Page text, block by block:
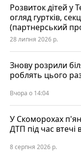
Розвиток дітей у
огляд гуртків,
(партнерський
28 липня 2026 р.
Знову розрили
роблять цього
Вчора о 14:04
У Скоморохах
ДТП під час втечі
8 серпня 2026 р.